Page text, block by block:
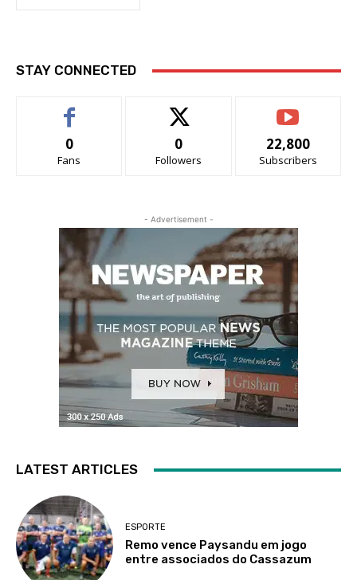
STAY CONNECTED
0
Fans
0
Followers
22,800
Subscribers
- Advertisement -
LATEST ARTICLES
ESPORTE
Remo vence Paysandu em jogo
entre associados do Cassazum